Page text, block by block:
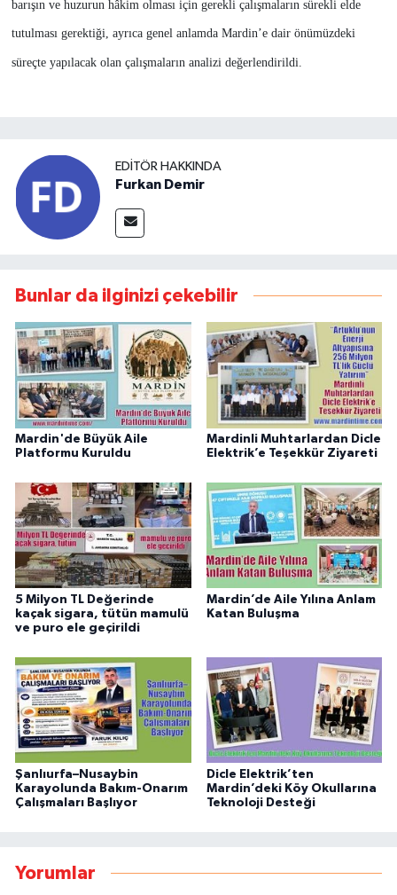
barışın ve huzurun hâkim olması için gerekli çalışmaların sürekli elde
tutulması gerektiği, ayrıca genel anlamda Mardin’e dair önümüzdeki
süreçte yapılacak olan çalışmaların analizi değerlendirildi.
EDITÖR HAKKINDA
Furkan Demir
Bunlar da ilginizi çekebilir
Mardin'de Büyük Aile
Platformu Kuruldu
Mardinli Muhtarlardan Dicle
Elektrik’e Teşekkür Ziyareti
5 Milyon TL Değerinde
kaçak sigara, tütün mamulü
ve puro ele geçirildi
Mardin’de Aile Yılına Anlam
Katan Buluşma
Şanlıurfa–Nusaybin
Karayolunda Bakım-Onarım
Çalışmaları Başlıyor
Dicle Elektrik’ten
Mardin’deki Köy Okullarına
Teknoloji Desteği
Yorumlar